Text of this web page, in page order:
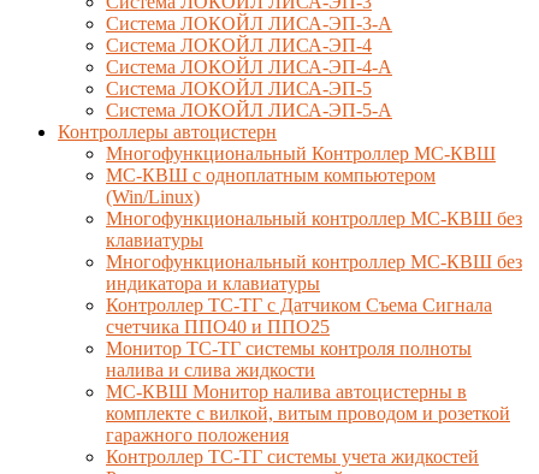
Система ЛОКОЙЛ ЛИСА-ЭП-3-А
Система ЛОКОЙЛ ЛИСА-ЭП-4
Система ЛОКОЙЛ ЛИСА-ЭП-4-А
Система ЛОКОЙЛ ЛИСА-ЭП-5
Система ЛОКОЙЛ ЛИСА-ЭП-5-А
Контроллеры автоцистерн
Многофункциональный Контроллер МС-КВШ
МС-КВШ с одноплатным компьютером
(Win/Linux)
Многофункциональный контроллер МС-КВШ без
клавиатуры
Многофункциональный контроллер МС-КВШ без
индикатора и клавиатуры
Контроллер ТС-ТГ с Датчиком Съема Сигнала
счетчика ППО40 и ППО25
Монитор ТС-ТГ системы контроля полноты
налива и слива жидкости
МС-КВШ Монитор налива автоцистерны в
комплекте с вилкой, витым проводом и розеткой
гаражного положения
Контроллер ТС-ТГ системы учета жидкостей